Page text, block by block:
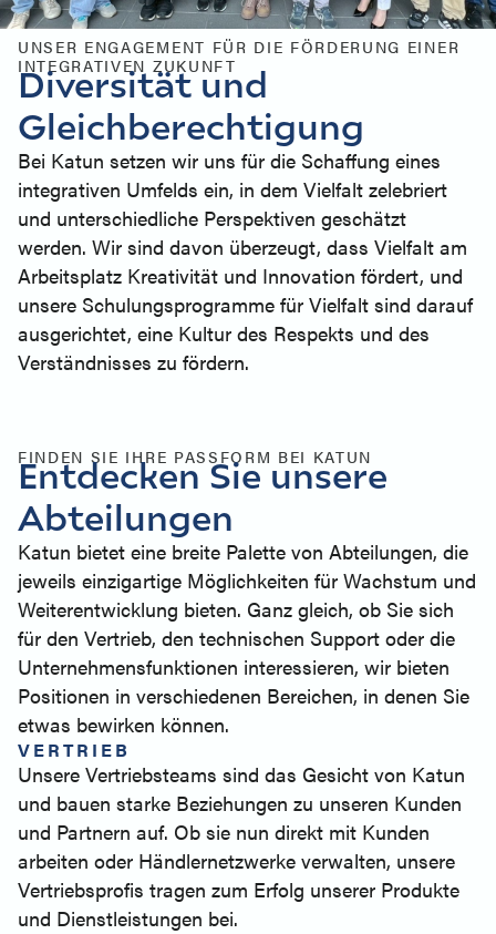
UNSER ENGAGEMENT FÜR DIE FÖRDERUNG EINER
INTEGRATIVEN ZUKUNFT
Diversität und
Gleichberechtigung
Bei Katun setzen wir uns für die Schaffung eines
integrativen Umfelds ein, in dem Vielfalt zelebriert
und unterschiedliche Perspektiven geschätzt
werden. Wir sind davon überzeugt, dass Vielfalt am
Arbeitsplatz Kreativität und Innovation fördert, und
unsere Schulungsprogramme für Vielfalt sind darauf
ausgerichtet, eine Kultur des Respekts und des
Verständnisses zu fördern.
FINDEN SIE IHRE PASSFORM BEI KATUN
Entdecken Sie unsere
Abteilungen
Katun bietet eine breite Palette von Abteilungen, die
jeweils einzigartige Möglichkeiten für Wachstum und
Weiterentwicklung bieten. Ganz gleich, ob Sie sich
für den Vertrieb, den technischen Support oder die
Unternehmensfunktionen interessieren, wir bieten
Positionen in verschiedenen Bereichen, in denen Sie
etwas bewirken können.
VERTRIEB
Unsere Vertriebsteams sind das Gesicht von Katun
und bauen starke Beziehungen zu unseren Kunden
und Partnern auf. Ob sie nun direkt mit Kunden
arbeiten oder Händlernetzwerke verwalten, unsere
Vertriebsprofis tragen zum Erfolg unserer Produkte
und Dienstleistungen bei.